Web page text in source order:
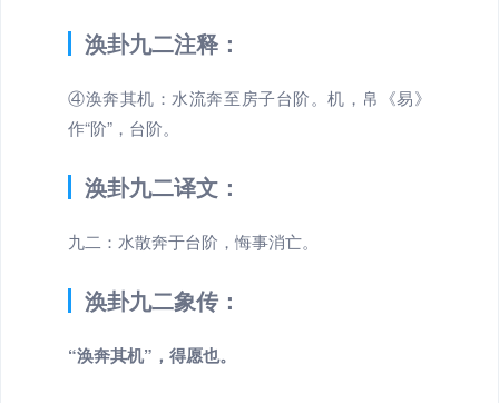
涣卦九二注释：
④涣奔其机：水流奔至房子台阶。机，帛《易》
作“阶”，台阶。
涣卦九二译文：
九二：水散奔于台阶，悔事消亡。
涣卦九二象传：
“涣奔其机”，得愿也。